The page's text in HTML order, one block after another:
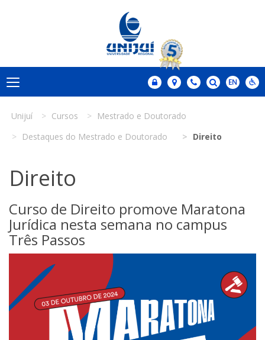
Unijuí Cursos
Mestrado e Doutorado
Destaques do Mestrado e Doutorado
Direito
Direito
Curso de Direito promove Maratona
Jurídica nesta semana no campus
Três Passos